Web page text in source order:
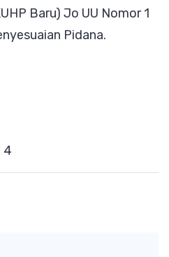
Baru) Jo UU Nomor 1
Pidana.
4